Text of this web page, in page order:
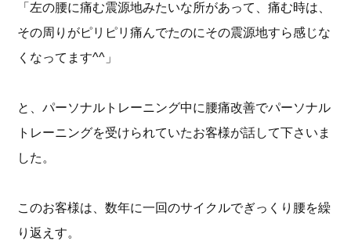
「左の腰に痛む震源地みたいな所があって、痛む時は、
その周りがピリピリ痛んでたのにその震源地すら感じな
くなってます^^」
と、パーソナルトレーニング中に腰痛改善でパーソナル
トレーニングを受けられていたお客様が話して下さいま
した。
このお客様は、数年に一回のサイクルでぎっくり腰を繰
り返えす。